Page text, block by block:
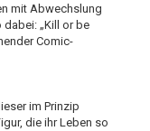
mit Abwechslung
„Kill or be
Comic-
im Prinzip
die ihr Leben so